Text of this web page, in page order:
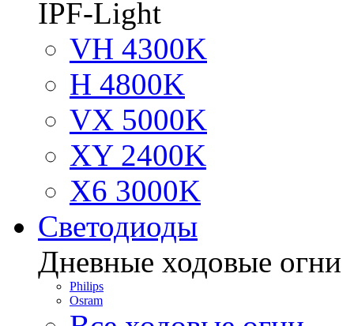
IPF-Light
VH 4300K
H 4800K
VX 5000K
XY 2400K
X6 3000K
Светодиоды
Дневные ходовые огни
Philips
Osram